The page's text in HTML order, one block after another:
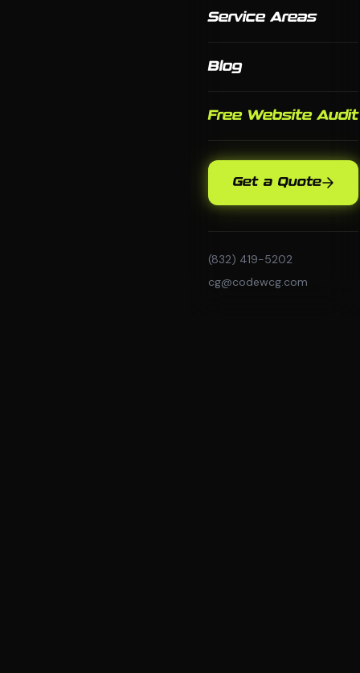
Service Areas
Blog
Free Website Audit
Get a Quote
(832) 419-5202
cg@codewcg.com